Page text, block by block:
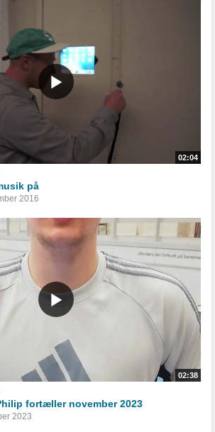
02:04
på
2016
02:38
fortæller november 2023
2023